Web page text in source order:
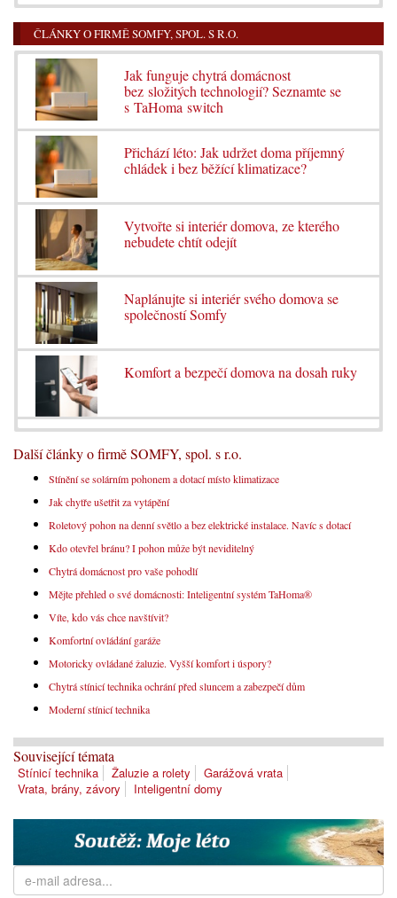
ČLÁNKY O FIRMĚ SOMFY, SPOL. S R.O.
Jak funguje chytrá domácnost
bez složitých technologií? Seznamte se
s TaHoma switch
Přichází léto: Jak udržet doma příjemný
chládek i bez běžící klimatizace?
Vytvořte si interiér domova, ze kterého
nebudete chtít odejít
Naplánujte si interiér svého domova se
společností Somfy
Komfort a bezpečí domova na dosah ruky
Další články o firmě SOMFY, spol. s r.o.
Stínění se solárním pohonem a dotací místo klimatizace
Jak chytře ušetřit za vytápění
Roletový pohon na denní světlo a bez elektrické instalace. Navíc s dotací
Kdo otevřel bránu? I pohon může být neviditelný
Chytrá domácnost pro vaše pohodlí
Mějte přehled o své domácnosti: Inteligentní systém TaHoma®
Víte, kdo vás chce navštívit?
Komfortní ovládání garáže
Motoricky ovládané žaluzie. Vyšší komfort i úspory?
Chytrá stínicí technika ochrání před sluncem a zabezpečí dům
Moderní stínicí technika
Související témata
Stínicí technika Žaluzie a rolety
Garážová vrata
Vrata, brány, závory
Inteligentní domy